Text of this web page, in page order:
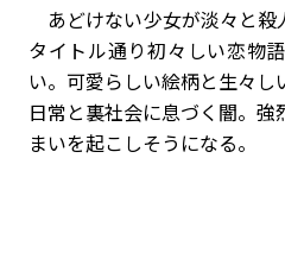
あどけない少女が淡々と殺
タイトル通り初々しい恋物
い。可愛らしい絵柄と生々
日常と裏社会に息づく闇。
まいを起こしそうになる。